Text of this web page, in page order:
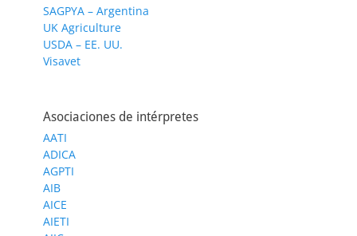
SAGPYA – Argentina
UK Agriculture
USDA – EE. UU.
Visavet
Asociaciones de intérpretes
AATI
ADICA
AGPTI
AIB
AICE
AIETI